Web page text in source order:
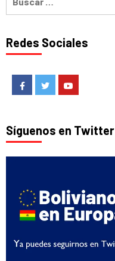
Redes Sociales
FacebookTwitter
Síguenos en Twitter